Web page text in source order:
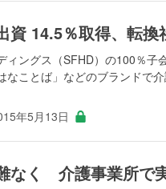
資 14.5％取得、転換
ィングス（SFHD）の100％子
なことば」などのブランドで
年5月13日
なく 介護事業所で